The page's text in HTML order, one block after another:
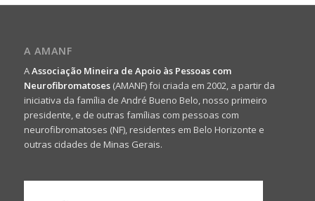
A AMANF
AAssociação Mineira de Apoio às Pessoas com
Neurofibromatoses(AMANF) foi criada em 2002, a partir da
iniciativa da família de André Bueno Belo, nosso primeiro
presidente, e de outras famílias com pessoas com
neurofibromatoses (NF), residentes em Belo Horizonte e
outras cidades de Minas Gerais.